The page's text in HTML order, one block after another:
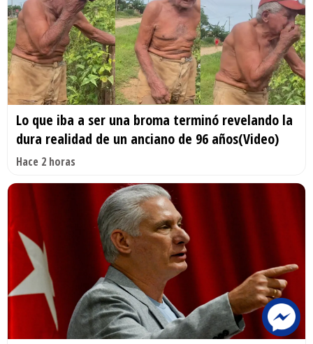
Lo que iba a ser una broma terminó revelando la
dura realidad de un anciano de 96 años(Video)
Hace 2 horas